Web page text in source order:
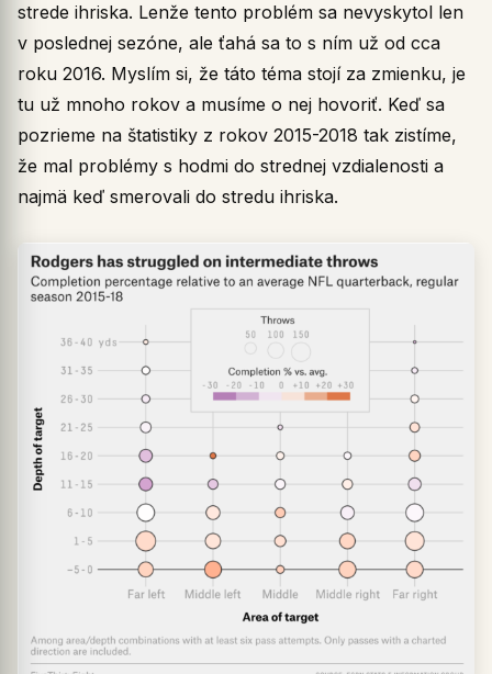
strede ihriska. Lenže tento problém sa nevyskytol len
v poslednej sezóne, ale ťahá sa to s ním už od cca
roku 2016. Myslím si, že táto téma stojí za zmienku, je
tu už mnoho rokov a musíme o nej hovoriť. Keď sa
pozrieme na štatistiky z rokov 2015-2018 tak zistíme,
že mal problémy s hodmi do strednej vzdialenosti a
najmä keď smerovali do stredu ihriska.